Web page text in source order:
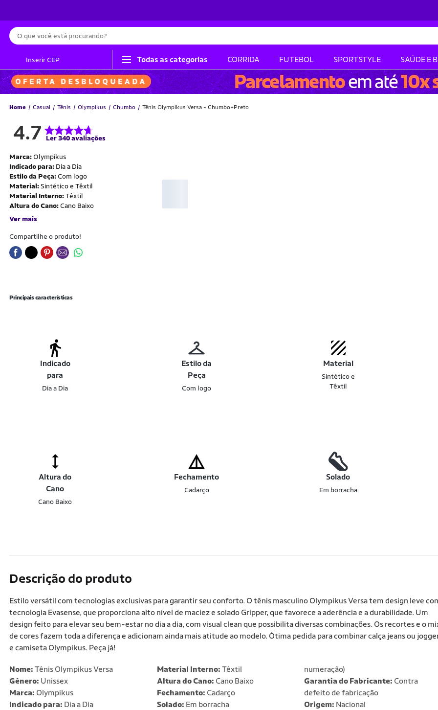
Busca
Inserir CEP Todas as categorias CORRIDA FUTEBOL SPORTSTYLE SAÚDE E
Home Casual Tênis Olympikus Chumbo Tênis Olympikus Versa - Chumbo+Preto
4.7 Ler 340 avaliações
Marca: Olympikus
Indicado para: Dia a Dia
Estilo da Peça: Com logo
Material:Sintético e Têxtil
Material Interno:Têxtil
Altura do Cano: Cano Baixo
Ver mais
Compartilhe o produto!
Principais características
Indicado
para
Dia a Dia
Estilo da
Peça
Com logo
Material
Sintético e
Têxtil
Altura do
Cano
Cano Baixo
Fechamento
Cadarço
Solado
Em borracha
Descrição do produto
Estilo versátil com tecnologias exclusivas para garantir seu conforto. O tênis masculino Olympikus Versa tem design leve
tecnologia Evasense, que proporciona alto nível de maciez e solado Gripper, que favorece a aderência e a durabilidade. Um
design feito para elevar seu bem-estar no dia a dia, com visual clean que possibilita diversas combinações. Os recortes e o
de cores fazem toda a diferença e adicionam ainda mais atitude ao modelo. Ótima pedida para combinar calça jeans ou
e camiseta Olympikus. Peça já!
Nome: Tênis Olympikus Versa
Gênero: Unissex
Marca: Olympikus
Indicado para: Dia a Dia
Material Interno: Têxtil
Altura do Cano: Cano Baixo
Fechamento: Cadarço
Solado: Em borracha
numeração)
Garantia do Fabricante: Contra
defeito de fabricação
Origem: Nacional